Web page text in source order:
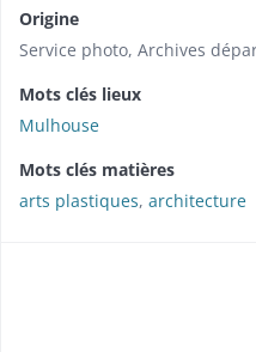
Origine
Service photo, Archives
Mots clés lieux
Mulhouse
Mots clés matières
arts plastiques, architecture